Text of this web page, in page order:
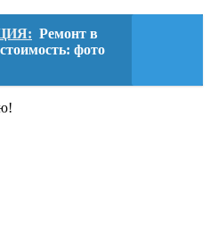
Ремонт в
фото